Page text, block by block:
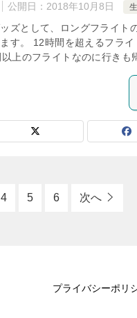
公開日： 2018年10月8日
ズとして、ロングフライト
す。 12時間を超えるフラ
上のフライトなのに行き
4 5 6 次へ
プライバシーポリ